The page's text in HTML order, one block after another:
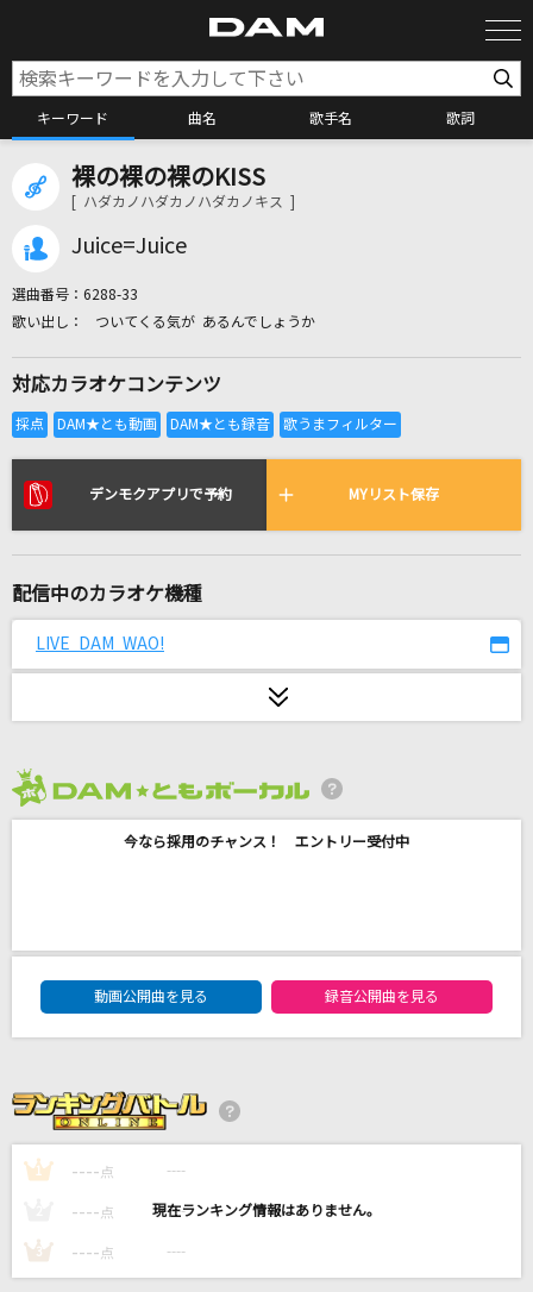
キーワード 曲名 歌手名 歌詞
カラオケ検索
全国りれき
リアルタイムで歌われている曲の一覧
Chessboard
夢をあきらめないで
[生音]桜
LiSA
[生音]鳴門海流
君の声
裸の裸の裸のKISS
[ ハダカノハダカノハダカノキス ]
Juice=Juice
選曲番号： 6288-33
ついてくる気が あるんでしょうか
対応カラオケコンテンツ
デンモクアプリで予約 MYリスト保存
配信中のカラオケ機種
LIVE DAM WAO!
今なら採用のチャンス！ エントリー受付中
DAM★ともボーカルエントリーランキング
動画公開曲を見る
録音公開曲を見る
1 ---- 点 ----
---- 点 ----
3 ---- 点 ----